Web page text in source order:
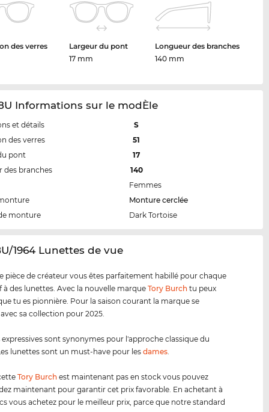
des verres
Largeur du pont
17 mm
Longueur des branches
140 mm
Informations sur le modÈle
et détails
S
des verres
51
pont
17
des branches
140
Femmes
Monture cerclée
monture
Dark Tortoise
1964 Lunettes de vue
pièce de créateur vous êtes parfaitement habillé pour chaque
à des lunettes. Avec la nouvelle marqueTory Burch tu peux
tu es pionnière. Pour la saison courant la marque se
sa collection pour 2025.
expressives sont synonymes pour l'approche classique du
lunettes sont un must-have pour lesdames.
Tory Burch est maintenant pas en stock vous pouvez
maintenant pour garantir cet prix favorable. En achetant à
vous achetez pour le meilleur prix, parce que notre standard